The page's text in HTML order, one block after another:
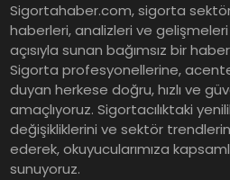
Tehditler ve
Dayanıklılık
Sigorta
Müdürlüğü
Sigortahaber.com, sigorta
haberleri, analizleri ve gelişmeleri
açısıyla sunan bağımsız bir
Sigorta profesyonellerine,
duyan herkese doğru, hızlı ve
amaçlıyoruz. Sigortacılıktaki
değişikliklerini ve sektör
ederek, okuyucularımıza
sunuyoruz.